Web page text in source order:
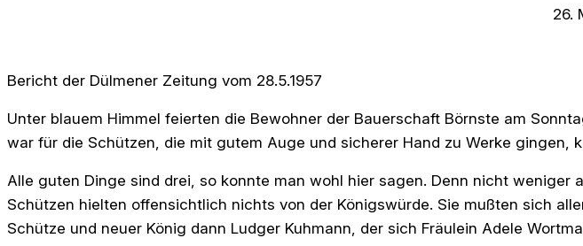
26.
Bericht der Dülmener Zeitung vom 28.5.1957
Unter blauem Himmel feierten die Bewohner der Bauerschaft Börnste am
war für die Schützen, die mit gutem Auge und sicherer Hand zu Werke gingen,
Alle guten Dinge sind drei, so konnte man wohl hier sagen. Denn nicht
Schützen hielten offensichtlich nichts von der Königswürde. Sie mußten sich
Schütze und neuer König dann Ludger Kuhmann, der sich Fräulein Adele